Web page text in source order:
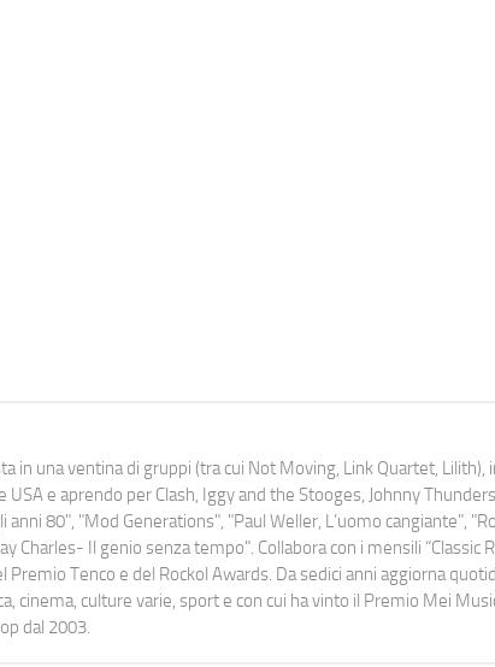
in una ventina di gruppi (tra cui Not Moving, Link Quartet, Lilith),
e aprendo per Clash, Iggy and the Stooges, Johnny
80", "Mod Generations", "Paul Weller, L’uomo cangiante",
Charles- Il genio senza tempo". Collabora con i mensili “Classic
Premio Tenco e del Rockol Awards. Da sedici anni aggiorna
cinema, culture varie, sport e con cui ha vinto il Premio Mei
dal 2003.